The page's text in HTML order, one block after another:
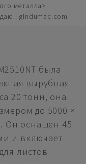
металла
| gindumac.com
была
вырубная
20 тонн, она
до 5000 ×
Он оснащен 45
и включает
листов